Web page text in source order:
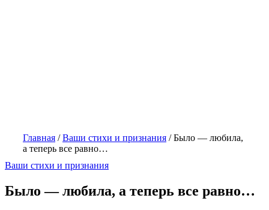
Главная /Ваши стихи и признания /Было — любила,
а теперь все равно…
Ваши стихи и признания
Было — любила, а теперь все равно…